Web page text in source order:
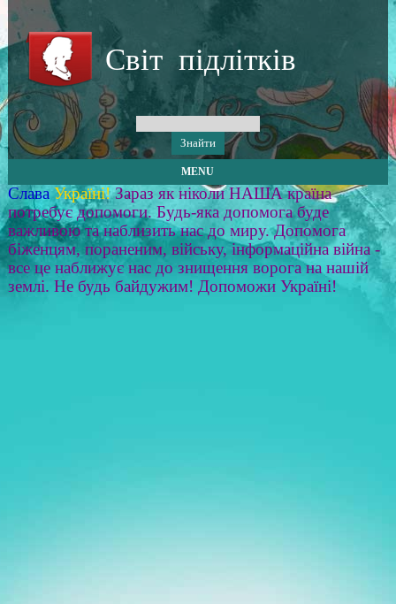
Світ підлітків
MENU
Слава Україні! Зараз як ніколи НАША країна
потребує допомоги. Будь-яка допомога буде
важливою та наблизить нас до миру. Допомога
біженцям, пораненим, війську, інформаційна війна -
все це наближує нас до знищення ворога на нашій
землі. Не будь байдужим! Допоможи Україні!